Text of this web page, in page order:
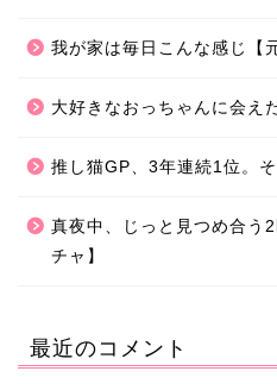
我が家は毎日こんな感じ【
大好きなおっちゃんに会え
推し猫GP、3年連続1位。そ
真夜中、じっと見つめ合う
チャ】
最近のコメント